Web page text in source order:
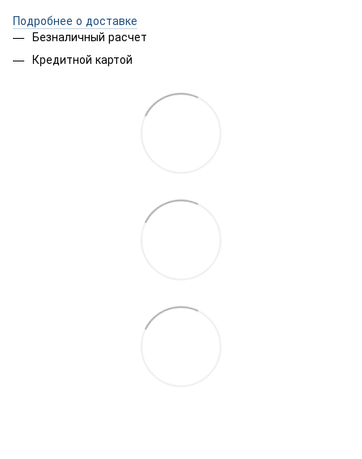
Подробнее о доставке
Безналичный расчет
Кредитной картой